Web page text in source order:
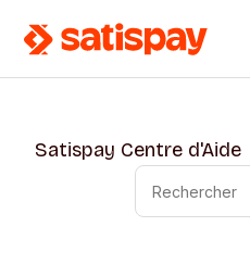
Satispay Centre d'Aide